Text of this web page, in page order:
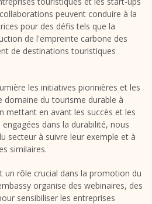
peuvent conduire à la
pour des défis tels que la
de l'empreinte carbone des
de destinations touristiques
les initiatives pionnières et les
domaine du tourisme durable à
mettant en avant les succès et les
dans la durabilité, nous
secteur à suivre leur exemple et à
similaires.
un rôle crucial dans la promotion du
organise des webinaires, des
sensibiliser les entreprises